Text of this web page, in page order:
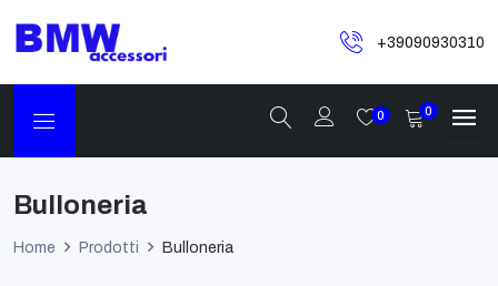
+39090930310
0 0
Bulloneria
Home Prodotti Bulloneria